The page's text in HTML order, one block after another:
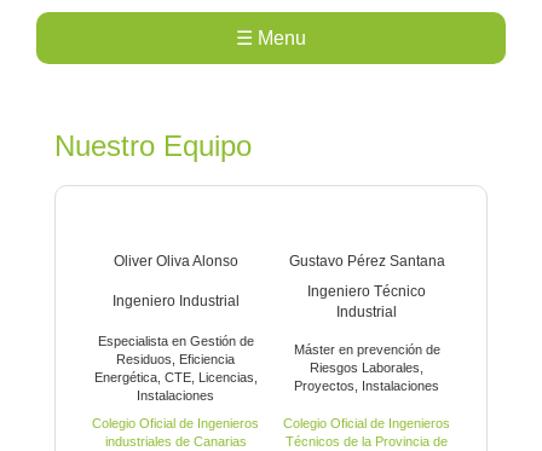
☰ Menu
Nuestro Equipo
Oliver Oliva Alonso Gustavo Pérez Santana
Ingeniero Industrial
Ingeniero Técnico
Industrial
Especialista en Gestión de
Residuos, Eficiencia
Energética, CTE, Licencias,
Instalaciones
Máster en prevención de
Riesgos Laborales,
Proyectos, Instalaciones
Colegio Oficial de Ingenieros
industriales de Canarias
Colegio Oficial de Ingenieros
Técnicos de la Provincia de